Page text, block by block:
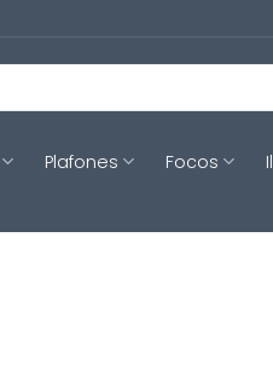
Plafones Focos